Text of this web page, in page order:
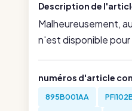
Description de
Malheureusement,
n'est disponible
numéros d'article
895B001AA